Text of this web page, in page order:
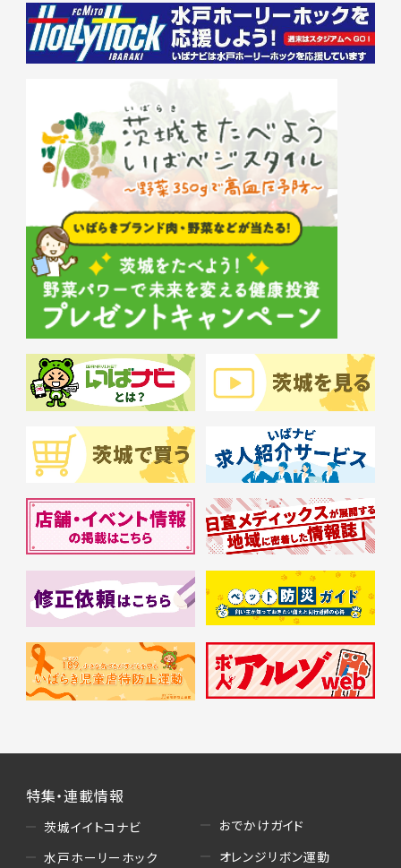
特集・連載情報
茨城イイトコナビ
水戸ホーリーホック
おでかけガイド
オレンジリボン運動